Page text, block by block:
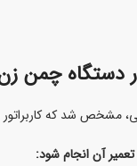
دستگاه چمن
مشخص شد که
آن انجام شود: